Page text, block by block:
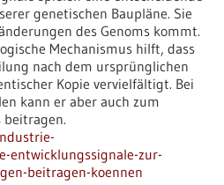
genetischen Baupläne. Sie
des Genoms kommt.
Mechanismus hilft, dass
nach dem ursprünglichen
Kopie vervielfältigt. Bei
kann er aber auch zum
beitragen.
zur-
beitragen-koennen